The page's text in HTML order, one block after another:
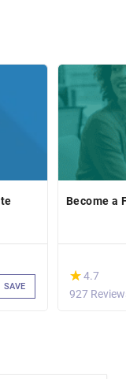
SAVE
Become a
(*)
★
★4.7
927